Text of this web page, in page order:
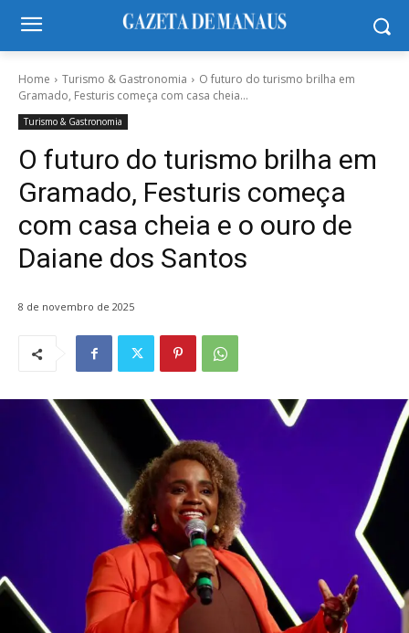
Home Turismo & Gastronomia
O futuro do turismo brilha em
Gramado, Festuris começa com casa cheia...
Turismo & Gastronomia
O futuro do turismo brilha em
Gramado, Festuris começa
com casa cheia e o ouro de
Daiane dos Santos
8 de novembro de 2025